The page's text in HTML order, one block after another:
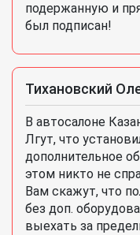
подержанную и
был подписан!
Тихановский
В автосалоне
Лгут, что
дополнительное
этом никто не
Вам скажут, что
без доп.
выехать за